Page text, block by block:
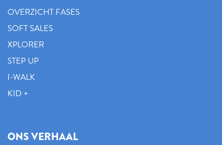
OVERZICHT FASES
SOFT SALES
XPLORER
STEP UP
I-WALK
KID +
ONS VERHAAL